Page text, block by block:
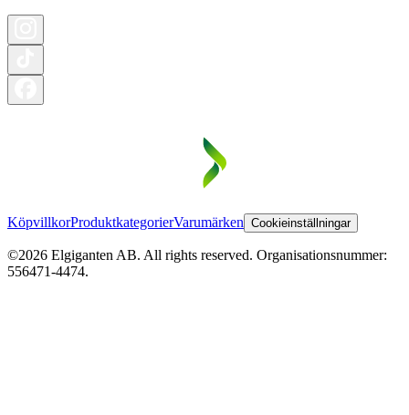
KöpvillkorProduktkategorierVarumärken Cookieinställningar
©2026 Elgiganten AB. All rights reserved. Organisationsnummer:
556471-4474.